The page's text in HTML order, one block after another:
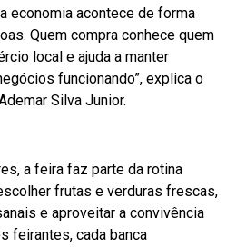
economia acontece de forma
Quem compra conhece quem
local e ajuda a manter
funcionando”, explica o
Silva Junior.
a feira faz parte da rotina
frutas e verduras frescas,
e aproveitar a convivência
feirantes, cada banca